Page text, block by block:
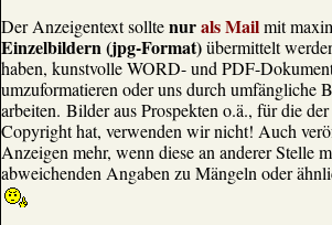
Der Anzeigentext solltenurals Mailmit
Einzelbildern (jpg-Format)übermittelt
haben, kunstvolle WORD- und PDF-
umzuformatieren oder uns durch umfängliche
arbeiten. Bilder aus Prospekten o.ä., für die
Copyright hat, verwenden wir nicht! Auch
Anzeigen mehr, wenn diese an anderer Stelle
abweichenden Angaben zu Mängeln oder